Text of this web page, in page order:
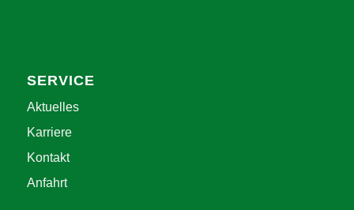
SERVICE
Aktuelles
Karriere
Kontakt
Anfahrt